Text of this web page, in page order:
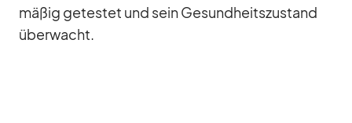
mä­ßig ge­tes­tet und sein Ge­sund­heits­zu­stand
über­wacht.